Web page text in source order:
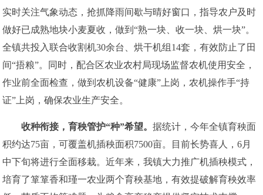
实时关注气象动态，抢抓降雨间歇与晴好窗口，指导农户及时
做好已成熟地块小麦夏收，做到“熟一块、收一块、烘一块”。
全镇共投入联合收割机30余台、烘干机组14套，有效防止了田
间“捂粮”。同时，配合区农业农村局现场监督农机使用安全，
作业前全面检查，做到农机设备“健康”上岗，农机操作手“持
证”上岗，确保农业生产安全。
收种衔接，育秧管护“种”希望。据统计，今年全镇育秧面
积约达75亩，可覆盖机插秧面积7500亩。目前长势喜人，6月
中下旬将进行全面移栽。近年来，我镇大力推广机插秧模式，
培育了箪箪香和瑾一农业两个育秧基地，有效提破解育秧效率